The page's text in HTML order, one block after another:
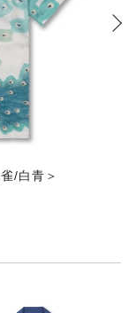
/白青＞